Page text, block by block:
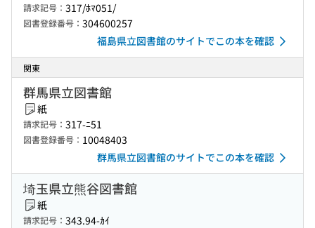
請求記号： 317/ﾎﾏ051/
図書登録番号： 304600257
福島県立図書館のサイトでこの本を確認
関東
群馬県立図書館
紙
請求記号： 317-ﾆ51
図書登録番号： 10048403
群馬県立図書館のサイトでこの本を確認
埼玉県立熊谷図書館
紙
請求記号： 343.94-ｶｲ